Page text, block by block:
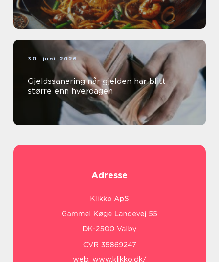
30. juni 2026
Gjeldssanering når gjelden har blitt
større enn hverdagen
Adresse
web: www.klikko.dk/